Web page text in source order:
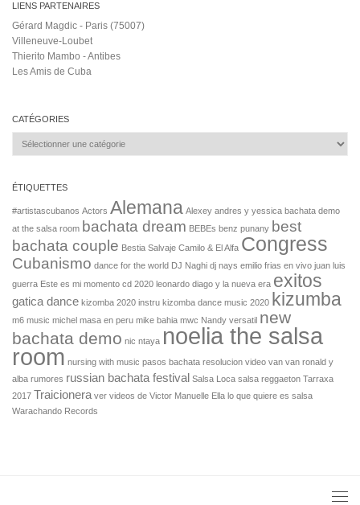
LIENS PARTENAIRES
Gérard Magdic - Paris (75007)
Villeneuve-Loubet
Thierito Mambo - Antibes
Les Amis de Cuba
CATÉGORIES
Catégories
ÉTIQUETTES
#artistascubanos Actors Alemana Alexey andres y yessica bachata demo
at the salsa room bachata dream BEBEs benz punany best
bachata couple Bestia Salvaje Camilo & El Alfa Congress
Cubanismo dance for the world DJ Naghi dj nays emilio frias en vivo juan luis
guerra Este es mi momento cd 2020 leonardo diago y la nueva era exitos
gatica dance kizomba 2020 instru kizomba dance music 2020 kizumba
m6 music michel masa en peru mike bahia mwc Nandy versatil new
bachata demo nic ntaya noelia the salsa
room nursing with music pasos bachata resolucion video van van ronald y
alba rumores russian bachata festival Salsa Loca salsa reggaeton Tarraxa
2017 Traicionera ver videos de Victor Manuelle Ella lo que quiere es salsa
Warachando Records